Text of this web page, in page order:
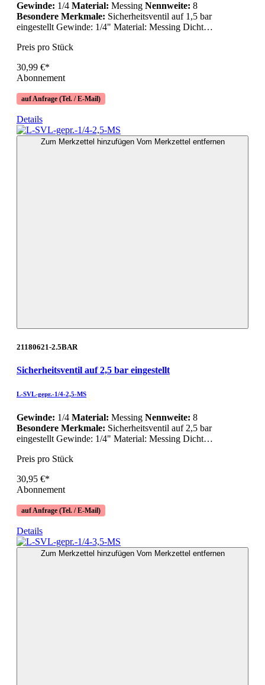
Gewinde: 1/4 Material: Messing Nennweite: 8
Besondere Merkmale: Sicherheitsventil auf 1,5 bar
eingestellt Gewinde: 1/4" Material: Messing Dicht…
Preis pro Stück
30,99 €*
Abonnement
auf Anfrage (Tel. / E-Mail)
Details
Zum Merkzettel hinzufügen Vom Merkzettel entfernen
21180621-2.5BAR
Sicherheitsventil auf 2,5 bar eingestellt
L-SVL-gepr.-1/4-2,5-MS
Gewinde: 1/4 Material: Messing Nennweite: 8
Besondere Merkmale: Sicherheitsventil auf 2,5 bar
eingestellt Gewinde: 1/4" Material: Messing Dicht…
Preis pro Stück
30,95 €*
Abonnement
auf Anfrage (Tel. / E-Mail)
Details
Zum Merkzettel hinzufügen Vom Merkzettel entfernen